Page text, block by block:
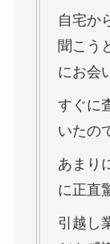
自宅か
聞こう
にお会
すぐに
いたの
あまり
に正直
引越し